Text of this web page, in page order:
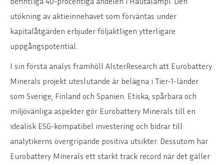
utökning av aktieinnehavet som förväntas under
kapitalåtgärden erbjuder följaktligen ytterligare
uppgångspotential.
I sin första analys framhöll AlsterResearch att Eurobattery
Minerals projekt uteslutande är belägna i Tier-1-länder
som Sverige, Finland och Spanien. Etiska, spårbara och
miljövänliga aspekter gör Eurobattery Minerals till en
idealisk ESG-kompatibel investering och bidrar till
analytikerns övergripande positiva utsikter. Dessutom har
Eurobattery Minerals ett starkt track record när det gäller